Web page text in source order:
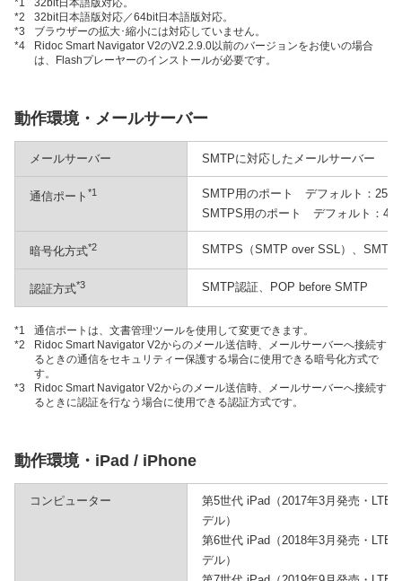
*1
32bit日本語版対応。
*2
32bit日本語版対応／64bit日本語版対応。
*3
ブラウザーの拡大･縮小には対応していません。
*4
Ridoc Smart Navigator V2のV2.2.9.0以前のバージョンをお使いの場合
は、Flashプレーヤーのインストールが必要です。
動作環境・メールサーバー
メールサーバー SMTPに対応したメールサーバー
通信ポート *1
SMTP用のポート デフォルト：25（
SMTPS用のポート デフォルト：
暗号化方式*2 SMTPS（SMTP over SSL）、
認証方式*3 SMTP認証、POP before SMTP
*1
通信ポートは、文書管理ツールを使用して変更できます。
*2
Ridoc Smart Navigator V2からのメール送信時、メールサーバーへ接続す
るときの通信をセキュリティー保護する場合に使用できる暗号化方式で
す。
*3
Ridoc Smart Navigator V2からのメール送信時、メールサーバーへ接続す
るときに認証を行なう場合に使用できる認証方式です。
動作環境・iPad / iPhone
コンピューター
第5世代 iPad（2017年3月発売・
デル）
第6世代 iPad（2018年3月発売・
デル）